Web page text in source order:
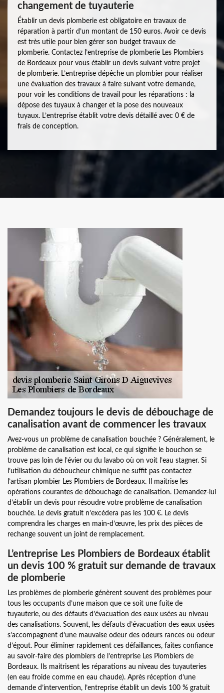
changement de tuyauterie
Établir un devis plomberie est obligatoire en travaux de
réparation à partir d’un montant de 150 euros. Avoir ce devis
est très utile pour bien gérer son budget travaux de
plomberie. Contactez l’entreprise de plomberie Les Plombiers
de Bordeaux pour vous établir un devis suivant votre projet
de plomberie. L’entreprise dépêche un plombier pour réaliser
une évaluation des travaux à faire suivant votre demande,
pour voir les conditions de travail pour les réparations : la
dépose des tuyaux à changer et la pose des nouveaux
tuyaux. L’entreprise établit votre devis détaillé avec 0 € de
frais de conception.
Demandez toujours le devis de débouchage de
canalisation avant de commencer les travaux
Avez-vous un problème de canalisation bouchée ? Généralement, le
problème de canalisation est local, ce qui signifie le bouchon se
trouve pas loin de l’évier ou du lavabo où on voit l’eau stagner. Si
l’utilisation du déboucheur chimique ne suffit pas contactez
l’artisan plombier Les Plombiers de Bordeaux. Il maitrise les
opérations courantes de débouchage de canalisation. Demandez-lui
d’établir un devis pour résoudre votre problème de canalisation
bouchée. Le devis gratuit n’excédera pas les 100 €. Le devis
comprendra les charges en main-d’œuvre, les prix des pièces de
rechange souvent un joint de remplacement.
L’entreprise Les Plombiers de Bordeaux établit
un devis 100 % gratuit sur demande de travaux
de plomberie
Les problèmes de plomberie génèrent souvent des problèmes pour
tous les occupants d’une maison que ce soit une fuite de
tuyauterie, ou des défauts d’évacuation des eaux usées au niveau
des canalisations. Souvent, les défauts d’évacuation des eaux usées
s’accompagnent d’une mauvaise odeur des odeurs rances ou odeur
d’égout. Pour éliminer rapidement ces défaillances, faites confiance
au savoir-faire des plombiers de l’entreprise Les Plombiers de
Bordeaux. Ils maitrisent les réparations au niveau des tuyauteries
(en eau froide comme en eau chaude). Après réception d’une
demande d’intervention, l’entreprise établit un devis 100 % gratuit